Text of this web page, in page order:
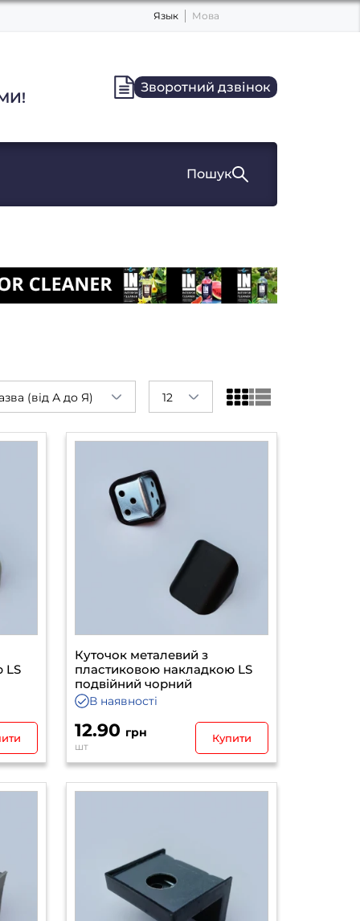
Язык Мова
Зворотний дзвінок
Пошук
(від А до Я) 12
LS
Куточок металевий з
пластиковою накладкою LS
подвійний чорний
В наявності
12.90 грн
шт
Купити